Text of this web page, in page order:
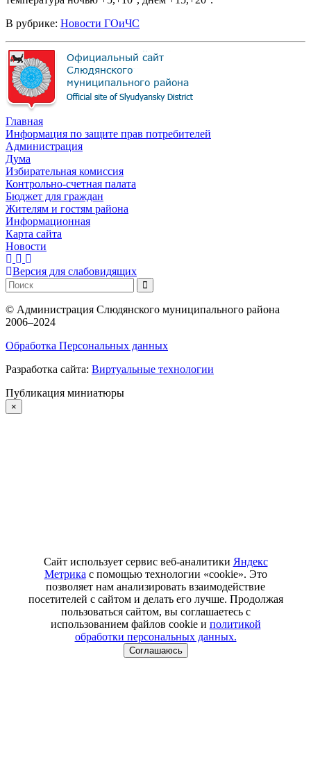
В рубрике: Новости ГОиЧС
Главная
Информация по защите прав потребителей
Администрация
Дума
Избирательная комиссия
Контрольно-счетная палата
Бюджет для граждан
Жителям и гостям района
Информационная
Карта сайта
Новости
Версия для слабовидящих
© Администрация Слюдянского муниципального района
2006–2024
Обработка Персональных данных
Разработка сайта: Виртуальные технологии
Публикация миниатюры
×
Сайт использует сервис веб-аналитики Яндекс
Метрика с помощью технологии «cookie». Это
позволяет нам анализировать взаимодействие
посетителей с сайтом и делать его лучше. Продолжая
пользоваться сайтом, вы соглашаетесь с
использованием файлов cookie и политикой
обработки персональных данных.
Соглашаюсь